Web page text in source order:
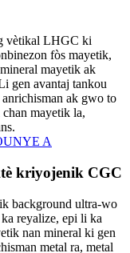
vètikal LHGC ki
fòs mayetik,
mayetik ak
gen avantaj tankou
ak gwo to
mayetik la,
A
kriyojenik CGC
background ultra-wo
reyalize, epi li ka
nan mineral ki gen
metal ra, metal